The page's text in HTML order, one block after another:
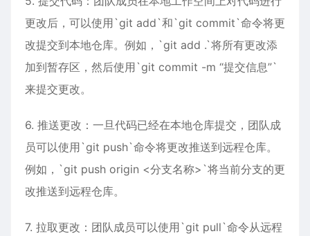
更改后，可以使用`git add`和`git commit`命令将更
改提交到本地仓库。例如，`git add .`将所有更改添
加到暂存区，然后使用`git commit -m “提交信息”`
来提交更改。
6. 推送更改：一旦代码已经在本地仓库提交，团队成
员可以使用`git push`命令将更改推送到远程仓库。
例如，`git push origin <分支名称>`将当前分支的更
改推送到远程仓库。
7. 拉取更改：团队成员可以使用`git pull`命令从远程